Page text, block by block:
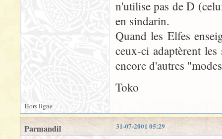
n'utilise pas de D
en sindarin.
Quand les Elfes
ceux-ci adaptèrent
encore d'autres
Toko
Hors ligne
31-07-2001 05:29
Parmandil